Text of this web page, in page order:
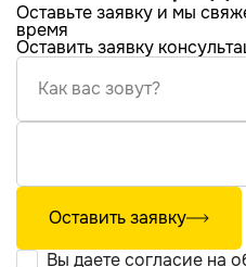
Оставьте заявку и мы
время
Оставить заявку
Как вас зовут?
Оставить заявку
Вы даете согласие на